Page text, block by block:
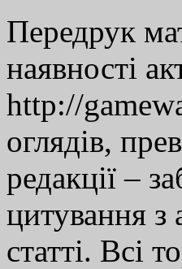
Передрук
наявності
http://
оглядів,
редакції –
цитування з
статті. Всі